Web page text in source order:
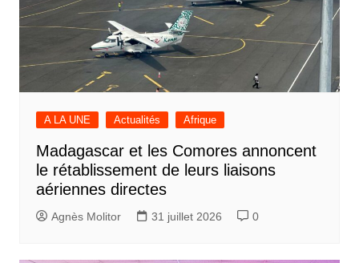
A LA UNE Actualités Afrique
Madagascar et les Comores annoncent
le rétablissement de leurs liaisons
aériennes directes
Agnès Molitor 31 juillet 2026 0